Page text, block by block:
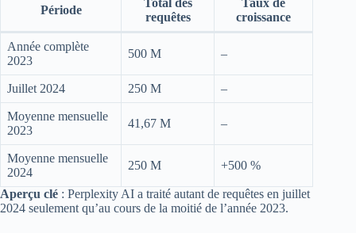
Période
Total des
requêtes
Taux de
croissance
Année complète
2023
500 M –
Juillet 2024 250 M –
Moyenne mensuelle
2023
41,67 M –
Moyenne mensuelle
2024
250 M +500 %
Aperçu clé : Perplexity AI a traité autant de requêtes en juillet
2024 seulement qu’au cours de la moitié de l’année 2023.